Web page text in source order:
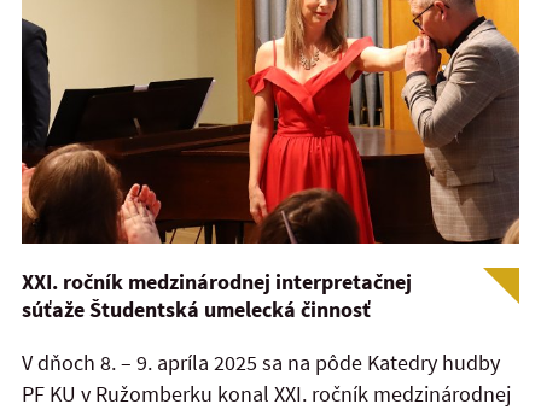
XXI. ročník medzinárodnej interpretačnej
súťaže Študentská umelecká činnosť
V dňoch 8. – 9. apríla 2025 sa na pôde Katedry hudby
PF KU v Ružomberku konal XXI. ročník medzinárodnej